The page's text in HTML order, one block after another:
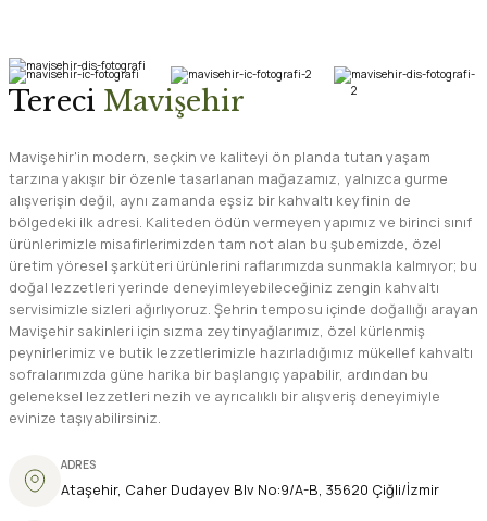
Tereci Mavişehir
Mavişehir'in modern, seçkin ve kaliteyi ön planda tutan yaşam
tarzına yakışır bir özenle tasarlanan mağazamız, yalnızca gurme
alışverişin değil, aynı zamanda eşsiz bir kahvaltı keyfinin de
bölgedeki ilk adresi. Kaliteden ödün vermeyen yapımız ve birinci sınıf
ürünlerimizle misafirlerimizden tam not alan bu şubemizde, özel
üretim yöresel şarküteri ürünlerini raflarımızda sunmakla kalmıyor; bu
doğal lezzetleri yerinde deneyimleyebileceğiniz zengin kahvaltı
servisimizle sizleri ağırlıyoruz. Şehrin temposu içinde doğallığı arayan
Mavişehir sakinleri için sızma zeytinyağlarımız, özel kürlenmiş
peynirlerimiz ve butik lezzetlerimizle hazırladığımız mükellef kahvaltı
sofralarımızda güne harika bir başlangıç yapabilir, ardından bu
geleneksel lezzetleri nezih ve ayrıcalıklı bir alışveriş deneyimiyle
evinize taşıyabilirsiniz.
ADRES
Ataşehir, Caher Dudayev Blv No:9/A-B, 35620 Çiğli/İzmir